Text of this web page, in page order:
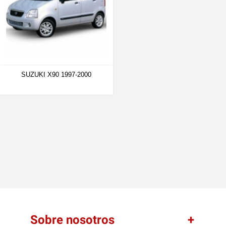
SUZUKI X90 1997-2000
Sobre nosotros